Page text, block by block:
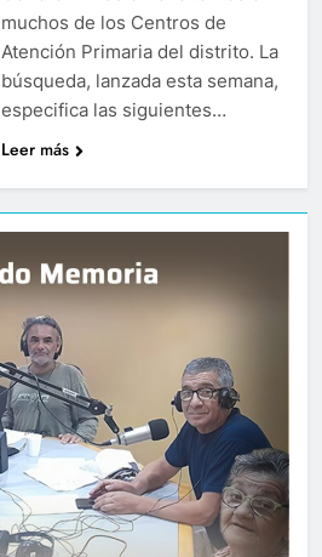
muchos de los Centros de
Atención Primaria del distrito. La
búsqueda, lanzada esta semana,
especifica las siguientes…
Leer más